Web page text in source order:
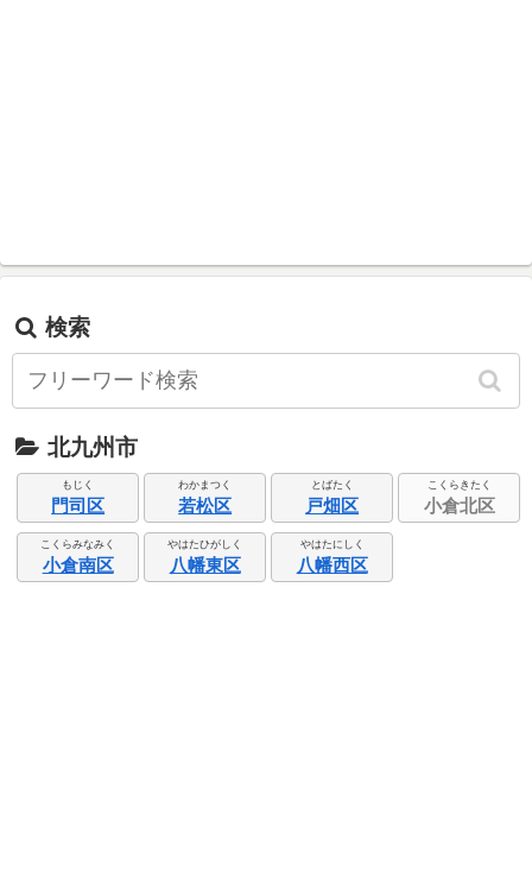
検索
北九州市
もじく
門司区
わかまつく
若松区
とばたく
戸畑区
こくらきたく
小倉北区
こくらみなみく
小倉南区
やはたひがしく
八幡東区
やはたにしく
八幡西区